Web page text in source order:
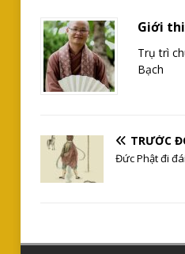
Giới
Trụ trì
Bạch
TRƯỚC
Đức Phật đi